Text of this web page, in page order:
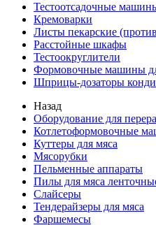
Тестоотсадочные
Кремоварки
Листы пекарские
Расстойные шкафы
Тестоокруглители
Формовочные машины
Шприцы-дозаторы
Назад
Оборудование для
Котлетоформовочные
Куттеры для мяса
Мясорубки
Пельменные аппараты
Пилы для мяса
Слайсеры
Тендерайзеры для мяса
Фаршемесы